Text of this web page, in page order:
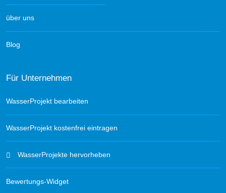
über uns
Blog
Für Unternehmen
WasserProjekt bearbeiten
WasserProjekt kostenfrei eintragen
WasserProjekte hervorheben
Bewertungs-Widget